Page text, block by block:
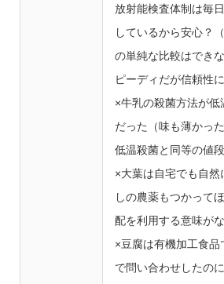
放射能検査体制は毎
しているから安心？
の単純な比較はでき
ピーディだが信頼性に
×牛乳の殺菌方法が
だった（味も薄かっ
低温殺菌と同等の値段
×大葉は自宅でも自
しの農薬もつかって
配を利用する意味がな
×豆腐は有機加工食
で問い合わせしたの